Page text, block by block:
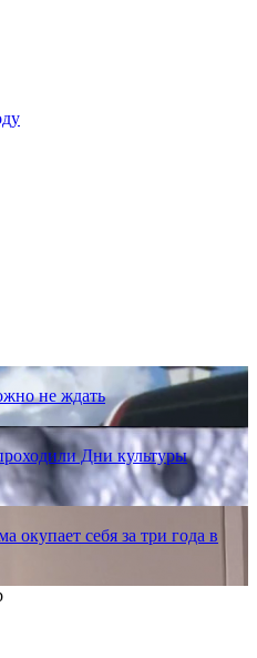
не ждать
Дни культуры
окупает себя за три года в